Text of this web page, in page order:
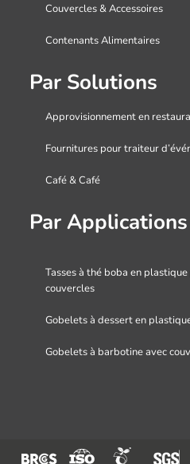
Couvercles & Accessoires
Contenants Alimentaires
Par Solutions
Approvisionnement en
Fournitures pour traiteur
Café & Café
Par Applications
Tasses à thé boba en
couvercles
Gobelets à dessert en
Gobelets à barbotine avec